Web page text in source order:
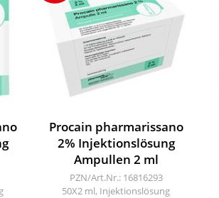
Procain pharmarissano
2% Injektionslösung
Ampullen 2 ml
PZN/Art.Nr.: 16816293
50X2 ml, Injektionslösung